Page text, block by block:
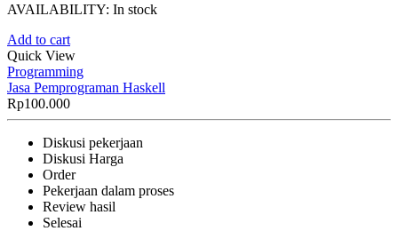
AVAILABILITY: In stock
Add to cart
Quick View
Programming
Jasa Pemprograman Haskell
Rp100.000
Diskusi pekerjaan
Diskusi Harga
Order
Pekerjaan dalam proses
Review hasil
Selesai